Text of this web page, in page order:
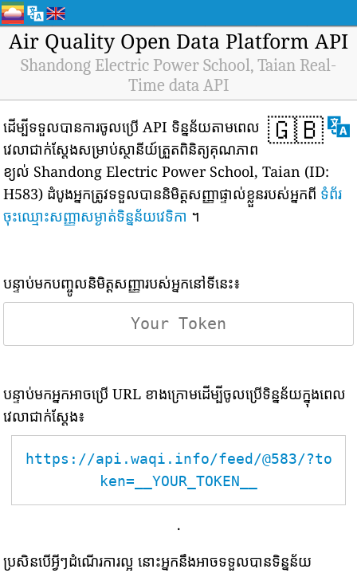
Air Quality Open Data Platform API
Shandong Electric Power School, Taian Real-
Time data API
🇬🇧
ដើម្បីទទួលបានការចូលប្រើ API ទិន្នន័យតាមពេល
វេលាជាក់ស្តែងសម្រាប់ស្ថានីយ៍ត្រួតពិនិត្យគុណភាព
ខ្យល់ Shandong Electric Power School, Taian (ID:
H583) ដំបូងអ្នកត្រូវទទួលបាននិមិត្តសញ្ញាផ្ទាល់ខ្លួនរបស់អ្នកពី ទំព័រ
ចុះឈ្មោះសញ្ញាសម្ងាត់ទិន្នន័យវេទិកា ។
បន្ទាប់មកបញ្ចូលនិមិត្តសញ្ញារបស់អ្នកនៅទីនេះ៖
បន្ទាប់មកអ្នកអាចប្រើ URL ខាងក្រោមដើម្បីចូលប្រើទិន្នន័យក្នុងពេល
វេលាជាក់ស្តែង៖
https://api.waqi.info/feed/@583/?to
ken=__YOUR_TOKEN__
.
ប្រសិនបើអ្វីៗដំណើរការល្អ នោះអ្នកនឹងអាចទទួលបានទិន្នន័យ